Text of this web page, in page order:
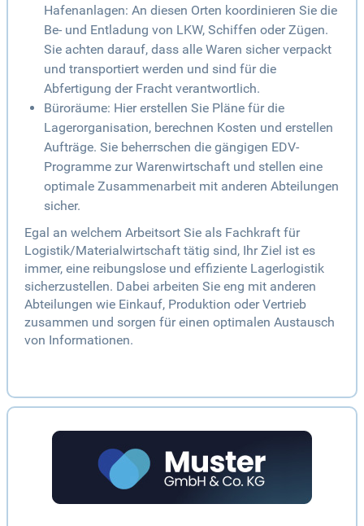
Hafenanlagen: An diesen Orten koordinieren Sie die
Be- und Entladung von LKW, Schiffen oder Zügen.
Sie achten darauf, dass alle Waren sicher verpackt
und transportiert werden und sind für die
Abfertigung der Fracht verantwortlich.
Büroräume: Hier erstellen Sie Pläne für die
Lagerorganisation, berechnen Kosten und erstellen
Aufträge. Sie beherrschen die gängigen EDV-
Programme zur Warenwirtschaft und stellen eine
optimale Zusammenarbeit mit anderen Abteilungen
sicher.
Egal an welchem Arbeitsort Sie als Fachkraft für
Logistik/Materialwirtschaft tätig sind, Ihr Ziel ist es
immer, eine reibungslose und effiziente Lagerlogistik
sicherzustellen. Dabei arbeiten Sie eng mit anderen
Abteilungen wie Einkauf, Produktion oder Vertrieb
zusammen und sorgen für einen optimalen Austausch
von Informationen.